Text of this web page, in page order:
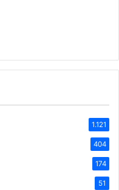
1.121
404
174
51